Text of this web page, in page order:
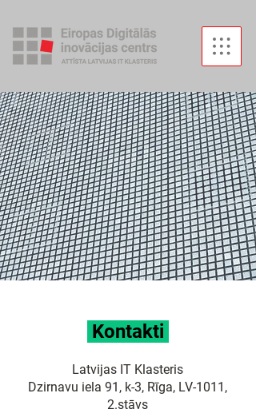
Kontakti
Latvijas IT Klasteris
Dzirnavu iela 91, k-3, Rīga, LV-1011,
2.stāvs